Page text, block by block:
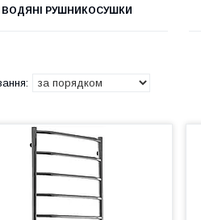
ВОДЯНІ РУШНИКОСУШКИ